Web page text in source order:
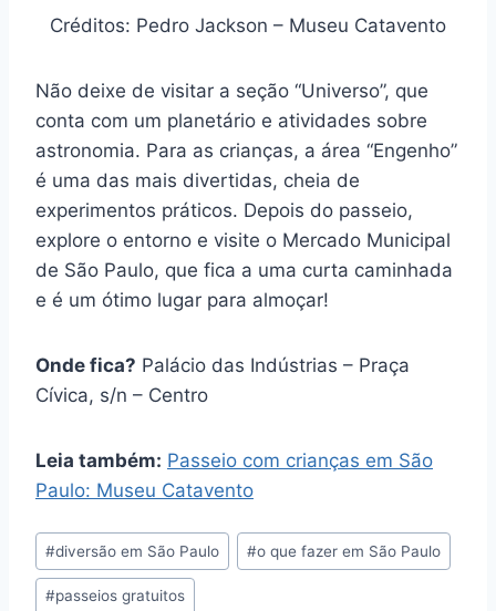
Créditos: Pedro Jackson – Museu Catavento
Não deixe de visitar a seção “Universo”, que
conta com um planetário e atividades sobre
astronomia. Para as crianças, a área “Engenho”
é uma das mais divertidas, cheia de
experimentos práticos. Depois do passeio,
explore o entorno e visite o Mercado Municipal
de São Paulo, que fica a uma curta caminhada
e é um ótimo lugar para almoçar!
Onde fica? Palácio das Indústrias – Praça
Cívica, s/n – Centro
Leia também: Passeio com crianças em São
Paulo: Museu Catavento
Tags
do
Post:
#diversão em São Paulo #o que fazer em São Paulo
#passeios gratuitos